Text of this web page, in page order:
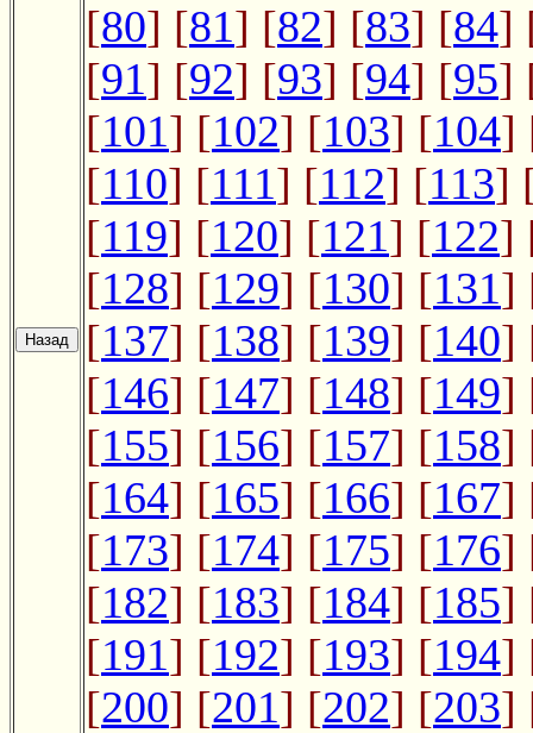
[80] [81] [82] [83] [84]
[91] [92] [93] [94] [95]
[101] [102] [103] [104]
[110] [111] [112] [113]
[119] [120] [121] [122]
[128] [129] [130] [131]
[137] [138] [139] [140]
[146] [147] [148] [149]
[155] [156] [157] [158]
[164] [165] [166] [167]
[173] [174] [175] [176]
[182] [183] [184] [185]
[191] [192] [193] [194]
[200] [201] [202] [203]